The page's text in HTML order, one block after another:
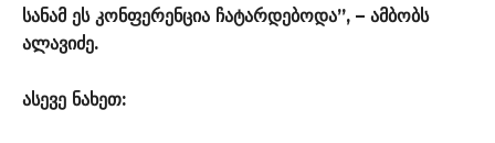
სანამ ეს კონფერენცია ჩატარდებოდა”, – ამბობს
ალავიძე.
ასევე ნახეთ: